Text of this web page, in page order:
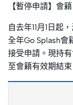
【暫停申請】會籍
自去年11月1日起
全年Go Splash會
接受申請。現持
至會籍有效期結束